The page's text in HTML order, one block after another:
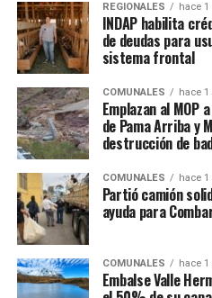
REGIONALES hace 1
INDAP habilita
de deudas para
sistema frontal
COMUNALES hace
Emplazan al
de Pama Arriba y
destrucción de
COMUNALES hace
Partió camión
ayuda para
COMUNALES hace
Embalse Valle